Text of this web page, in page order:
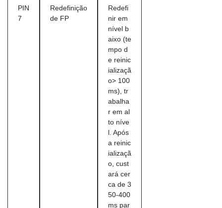
PIN
7
Redefinição
de FP
Redefi
nir em
nível b
aixo (te
mpo d
e reinic
ializaçã
o> 100
ms), tr
abalha
r em al
to níve
l. Após
a reinic
ializaçã
o, cust
ará cer
ca de 3
50-400
ms par